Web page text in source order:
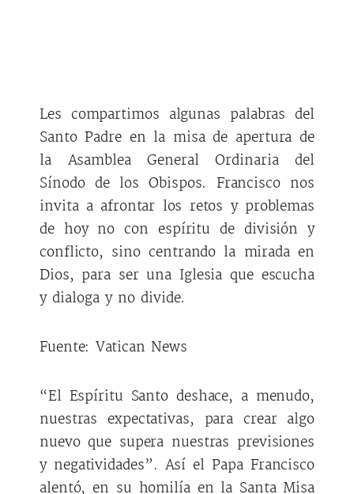
Les compartimos algunas palabras del
Santo Padre en la misa de apertura de
la Asamblea General Ordinaria del
Sínodo de los Obispos. Francisco nos
invita a afrontar los retos y problemas
de hoy no con espíritu de división y
conflicto, sino centrando la mirada en
Dios, para ser una Iglesia que escucha
y dialoga y no divide.
Fuente: Vatican News
“El Espíritu Santo deshace, a menudo,
nuestras expectativas, para crear algo
nuevo que supera nuestras previsiones
y negatividades”. Así el Papa Francisco
alentó, en su homilía en la Santa Misa